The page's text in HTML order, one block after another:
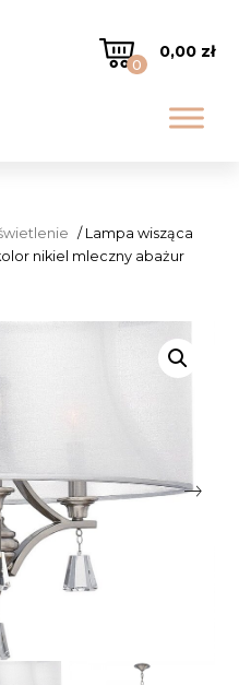
0
0,00 zł
/ Lampa wisząca
nikiel mleczny abażur